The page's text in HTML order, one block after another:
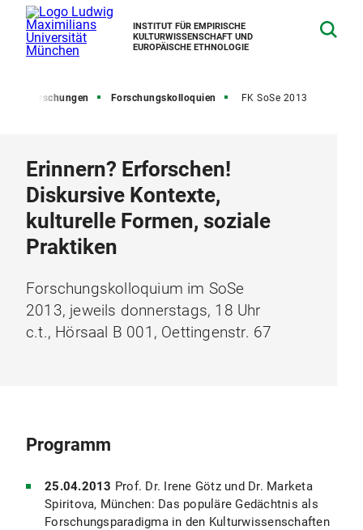
INSTITUT FÜR EMPIRISCHE
KULTURWISSENSCHAFT UND
EUROPÄISCHE ETHNOLOGIE
Forschungen Forschungskolloquien FK SoSe 2013
Erinnern? Erforschen!
Diskursive Kontexte,
kulturelle Formen, soziale
Praktiken
Forschungskolloquium im SoSe
2013, jeweils donnerstags, 18 Uhr
c.t., Hörsaal B 001, Oettingenstr. 67
Programm
25.04.2013 Prof. Dr. Irene Götz und Dr. Marketa
Spiritova, München: Das populäre Gedächtnis als
Forschungsparadigma in den Kulturwissenschaften